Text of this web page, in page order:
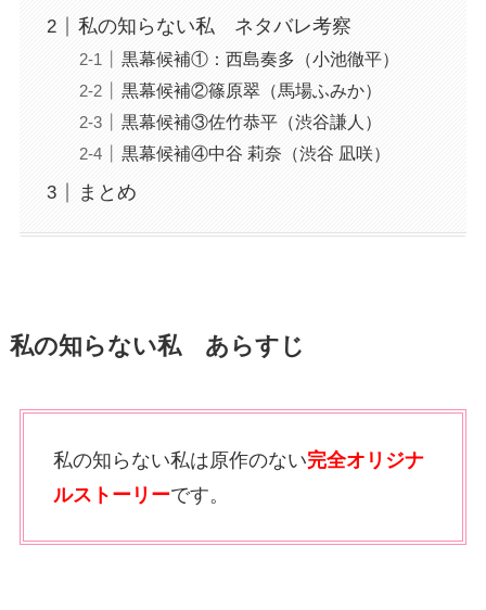
私の知らない私 ネタバレ考察
黒幕候補①：西島奏多（小池徹平）
黒幕候補②篠原翠（馬場ふみか）
黒幕候補③佐竹恭平（渋谷謙人）
黒幕候補④中谷 莉奈（渋谷 凪咲）
まとめ
私の知らない私 あらすじ
私の知らない私は原作のない完全オリジナ
ルストーリーです。